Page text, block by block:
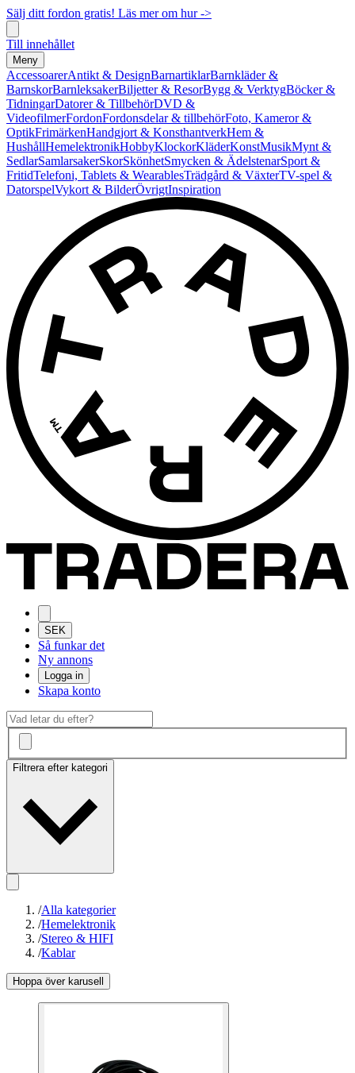
Sälj ditt fordon gratis! Läs mer om hur ->
Till innehållet
Meny
AccessoarerAntikt & DesignBarnartiklarBarnkläder &
BarnskorBarnleksakerBiljetter & ResorBygg & VerktygBöcker &
TidningarDatorer & TillbehörDVD &
VideofilmerFordonFordonsdelar & tillbehörFoto, Kameror &
OptikFrimärkenHandgjort & KonsthantverkHem &
HushållHemelektronikHobbyKlockorKläderKonstMusikMynt &
SedlarSamlarsakerSkorSkönhetSmycken & ÄdelstenarSport &
FritidTelefoni, Tablets & WearablesTrädgård & VäxterTV-spel &
DatorspelVykort & BilderÖvrigtInspiration
SEK
Så funkar det
Ny annons
Logga in
Skapa konto
Filtrera efter kategori
/Alla kategorier
/Hemelektronik
/Stereo & HIFI
/Kablar
Hoppa över karusell